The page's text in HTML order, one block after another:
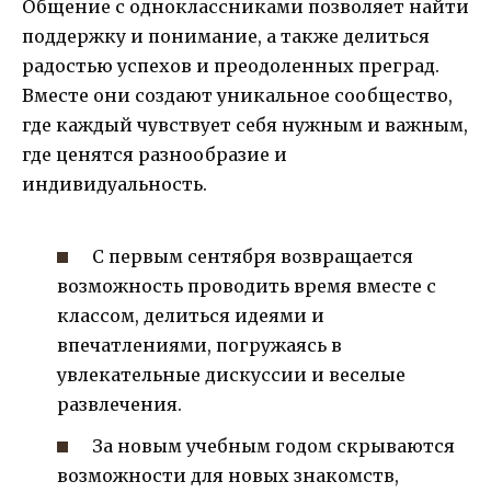
Общение с одноклассниками позволяет найти
поддержку и понимание, а также делиться
радостью успехов и преодоленных преград.
Вместе они создают уникальное сообщество,
где каждый чувствует себя нужным и важным,
где ценятся разнообразие и
индивидуальность.
С первым сентября возвращается
возможность проводить время вместе с
классом, делиться идеями и
впечатлениями, погружаясь в
увлекательные дискуссии и веселые
развлечения.
За новым учебным годом скрываются
возможности для новых знакомств,